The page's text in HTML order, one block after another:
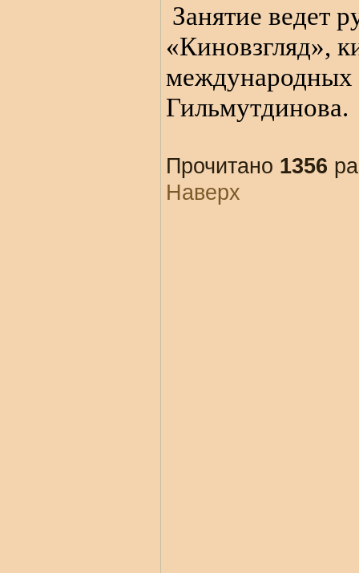
Занятие ведет
«Киновзгляд»,
международных
Гильмутдинова.
Прочитано 1356
Наверх